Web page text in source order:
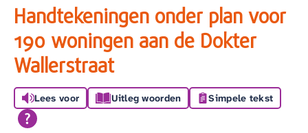
Handtekeningen onder plan voor
190 woningen aan de Dokter
Wallerstraat
Lees voor Uitleg woorden Simpele tekst